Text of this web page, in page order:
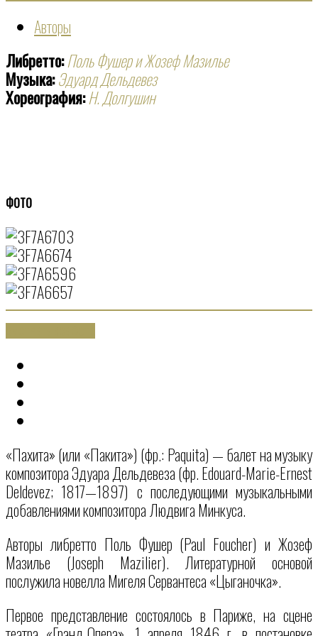
Авторы
Либретто:Поль Фушер и Жозеф Мазилье
Музыка:Эдуард Дельдевез
Хореография:Н. Долгушин
ФОТО
«Пахита» (или «Пакита») (фр.: Paquita) — балет на музыку
композитора Эдуара Дельдевеза (фр. Edouard-Marie-Ernest
Deldevez; 1817—1897) с последующими музыкальными
добавлениями композитора Людвига Минкуса.
Авторы либретто Поль Фушер (Paul Foucher) и Жозеф
Мазилье (Joseph Mazilier). Литературной основой
послужила новелла Мигеля Сервантеса «Цыганочка».
Первое представление состоялось в Париже, на сцене